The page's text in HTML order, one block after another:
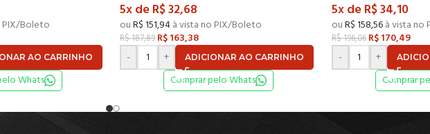
Boleto
AO CARRINHO
Whats
5x deR$32,68
ouR$151,94à vista no PIX/Boleto
R$187,89 R$163,38
-
+ ADICIONAR AO CARRINHO
Comprar pelo Whats
5x deR$34,10
ouR$158,56à vista no
R$196,06 R$170,49
-
+
Comprar